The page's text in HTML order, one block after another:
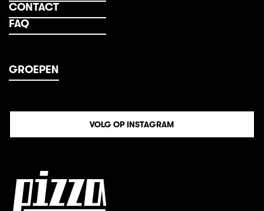
CONTACT
FAQ
GROEPEN
VOLG OP INSTAGRAM